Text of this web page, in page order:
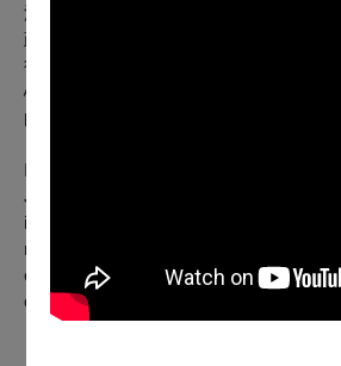
漢奸陳兆群。數年後陳兆群主持偽政府
政府特務「天字第一號」而焦頭爛額。
後潛入陳家，才發現當年戀人已為他人
心投入間諜任務，卻發現神秘的抗日頭
的真正身分。
In the Sino-Japanese War, Tshui-ing and
Japanese occupation, meeting Ling-hun
in exile, Tshui-ing reunites with Ling-hun
marries his pro-Japanese uncle. A
entwining love and patriotism, ultimately
of "Special Agent 001" who leads the